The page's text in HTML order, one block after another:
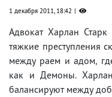
1 декабря 2011, 18:42
Адвокат Харлан Старк
тяжкие преступления
между раем и адом,
как и Демоны.
балансируют между